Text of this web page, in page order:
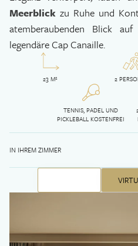
Meerblick zu Ruhe und
atemberaubenden Blick
legendäre Cap Canaille.
23 M² 2
TENNIS, PADEL UND
PICKLEBALL KOSTENFREI
IN IHREM ZIMMER
Les Roches
9 avenue des
13260 Cassis,
+33(0)4
hotel@roches-
Brunch der Roches
Blanches